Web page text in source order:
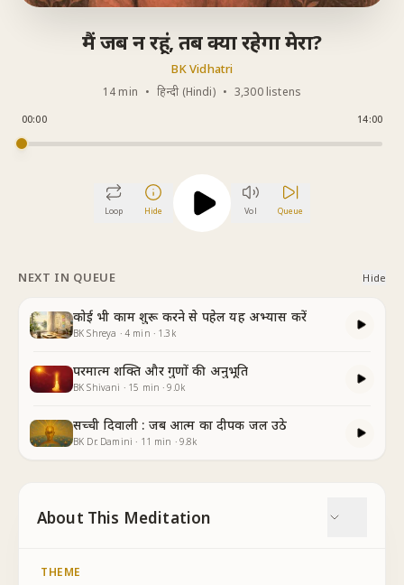
मैं जब न रहूं, तब क्या रहेगा मेरा?
BK Vidhatri
14 min • हिन्दी (Hindi) • 3,300 listens
00:00 14:00
Loop Hide Vol Queue
NEXT IN QUEUE Hide
कोई भी काम शुरू करने से पहेल यह अभ्यास करें
BK Shreya · 4 min · 1.3k
परमात्म शक्ति और गुणों की अनुभूति
BK Shivani · 15 min ·9.0k
सच्ची दिवाली : जब आत्म का दीपक जल उठे
BK Dr. Damini · 11 min · 9.8k
About This Meditation
THEME